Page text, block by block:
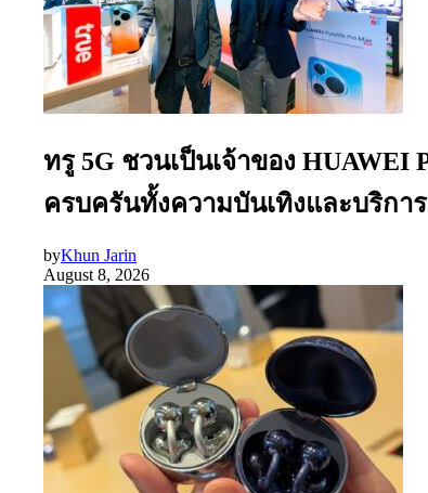
ทรู 5G ชวนเป็นเจ้าของ
ครบครันทั้งความบันเทิงและบริกา
byKhun Jarin
August 8, 2026